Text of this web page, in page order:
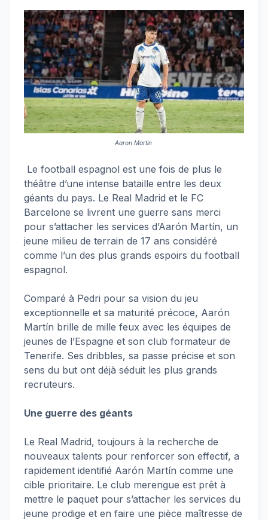
Aaron Martin
Le football espagnol est une fois de plus le
théâtre d’une intense bataille entre les deux
géants du pays. Le Real Madrid et le FC
Barcelone se livrent une guerre sans merci
pour s’attacher les services d’Aarón Martín, un
jeune milieu de terrain de 17 ans considéré
comme l’un des plus grands espoirs du football
espagnol.
Comparé à Pedri pour sa vision du jeu
exceptionnelle et sa maturité précoce, Aarón
Martín brille de mille feux avec les équipes de
jeunes de l’Espagne et son club formateur de
Tenerife. Ses dribbles, sa passe précise et son
sens du but ont déjà séduit les plus grands
recruteurs.
Une guerre des géants
Le Real Madrid, toujours à la recherche de
nouveaux talents pour renforcer son effectif, a
rapidement identifié Aarón Martín comme une
cible prioritaire. Le club merengue est prêt à
mettre le paquet pour s’attacher les services du
jeune prodige et en faire une pièce maîtresse de